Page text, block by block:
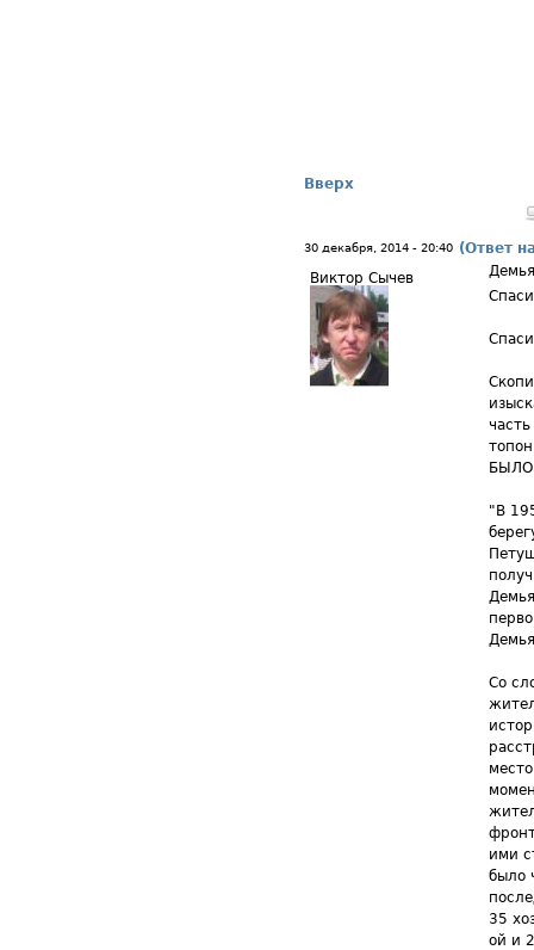
Вверх
30 декабря, 2014 - 20:40 (Ответ
Виктор Сычев
"В
Со
ими
было
35
ой и